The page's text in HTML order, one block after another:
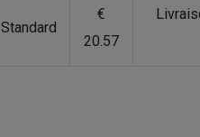
Standard
€
20.57